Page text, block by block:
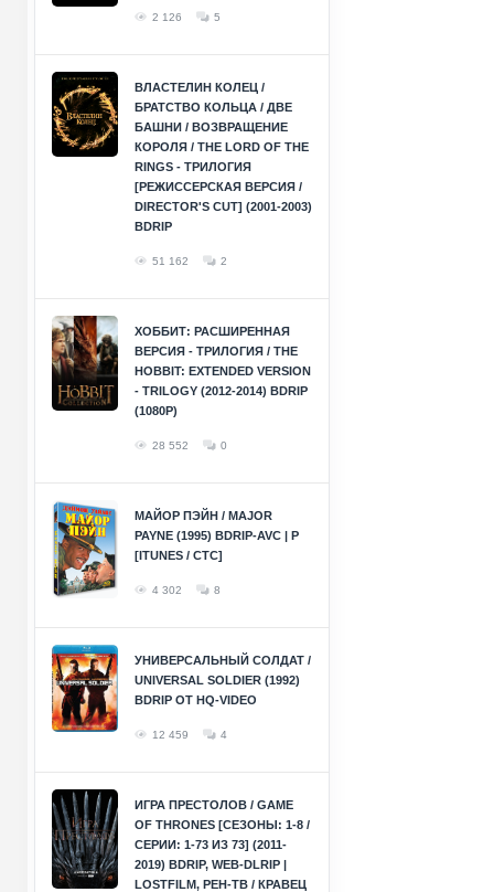
2 126 5
ВЛАСТЕЛИН КОЛЕЦ /
БРАТСТВО КОЛЬЦА / ДВЕ
БАШНИ / ВОЗВРАЩЕНИЕ
КОРОЛЯ / THE LORD OF THE
RINGS - ТРИЛОГИЯ
[РЕЖИССЕРСКАЯ ВЕРСИЯ /
DIRECTOR'S CUT] (2001-2003)
BDRIP
51 162 2
ХОББИТ: РАСШИРЕННАЯ
ВЕРСИЯ - ТРИЛОГИЯ / THE
HOBBIT: EXTENDED VERSION
- TRILOGY (2012-2014) BDRIP
(1080P)
28 552 0
МАЙОР ПЭЙН / MAJOR
PAYNE (1995) BDRIP-AVC | P
[ITUNES / СТС]
4 302 8
УНИВЕРСАЛЬНЫЙ СОЛДАТ /
UNIVERSAL SOLDIER (1992)
BDRIP ОТ HQ-VIDEO
12 459 4
ИГРА ПРЕСТОЛОВ / GAME
OF THRONES [СЕЗОНЫ: 1-8 /
СЕРИИ: 1-73 ИЗ 73] (2011-
2019) BDRIP, WEB-DLRIP |
LOSTFILM, РЕН-ТВ / КРАВЕЦ